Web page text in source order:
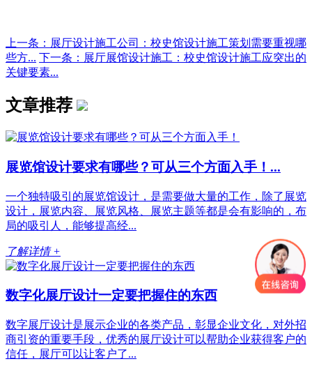
上一条：展厅设计施工公司：校史馆设计施工策划需要重视哪
些方... 下一条：展厅展馆设计施工：校史馆设计施工应突出的
关键要素...
文章推荐
展览馆设计要求有哪些？可从三个方面入手！...
一个独特吸引的展览馆设计，是需要做大量的工作，除了展览
设计，展览内容、展览风格、展览主题等都是会有影响的，布
局的吸引人，能够提高经...
了解详情 +
数字化展厅设计一定要把握住的东西
数字展厅设计是展示企业的各类产品，彰显企业文化，对外招
商引资的重要手段，优秀的展厅设计可以帮助企业获得客户的
信任，展厅可以让客户了...